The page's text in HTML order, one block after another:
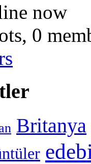
now
0
Britanya